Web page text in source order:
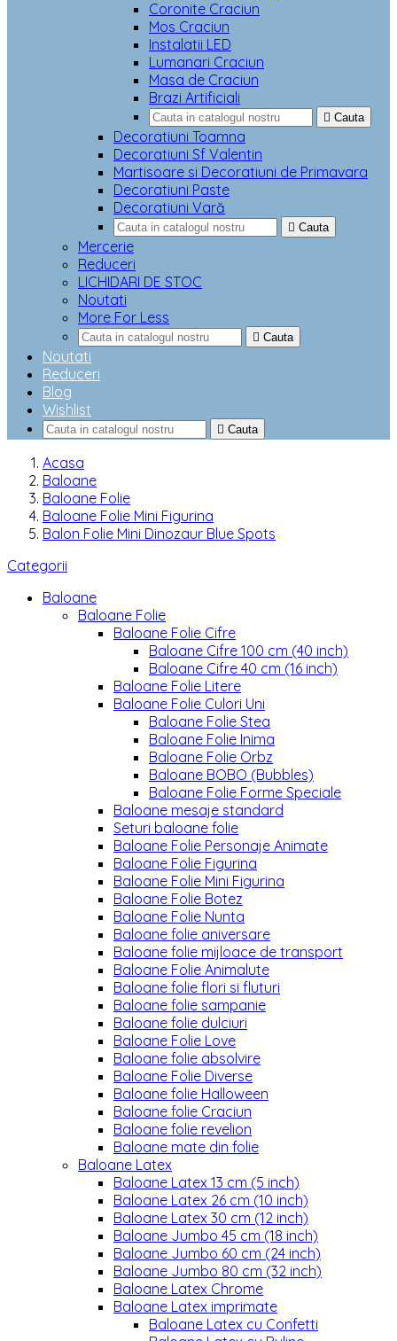
Coronite Craciun
Mos Craciun
Instalatii LED
Lumanari Craciun
Masa de Craciun
Brazi Artificiali
 Cauta
Decoratiuni Toamna
Decoratiuni Sf Valentin
Martisoare si Decoratiuni de Primavara
Decoratiuni Paste
Decoratiuni Vară
 Cauta
Mercerie
Reduceri
LICHIDARI DE STOC
Noutati
More For Less
 Cauta
Noutati
Reduceri
Blog
Wishlist
 Cauta
Acasa
Baloane
Baloane Folie
Baloane Folie Mini Figurina
Balon Folie Mini Dinozaur Blue Spots
Categorii
Baloane
Baloane Folie
Baloane Folie Cifre
Baloane Cifre 100 cm (40 inch)
Baloane Cifre 40 cm (16 inch)
Baloane Folie Litere
Baloane Folie Culori Uni
Baloane Folie Stea
Baloane Folie Inima
Baloane Folie Orbz
Baloane BOBO (Bubbles)
Baloane Folie Forme Speciale
Baloane mesaje standard
Seturi baloane folie
Baloane Folie Personaje Animate
Baloane Folie Figurina
Baloane Folie Mini Figurina
Baloane Folie Botez
Baloane Folie Nunta
Baloane folie aniversare
Baloane folie mijloace de transport
Baloane Folie Animalute
Baloane folie flori si fluturi
Baloane folie sampanie
Baloane folie dulciuri
Baloane Folie Love
Baloane folie absolvire
Baloane Folie Diverse
Baloane folie Halloween
Baloane folie Craciun
Baloane folie revelion
Baloane mate din folie
Baloane Latex
Baloane Latex 13 cm (5 inch)
Baloane Latex 26 cm (10 inch)
Baloane Latex 30 cm (12 inch)
Baloane Jumbo 45 cm (18 inch)
Baloane Jumbo 60 cm (24 inch)
Baloane Jumbo 80 cm (32 inch)
Baloane Latex Chrome
Baloane Latex imprimate
Baloane Latex cu Confetti